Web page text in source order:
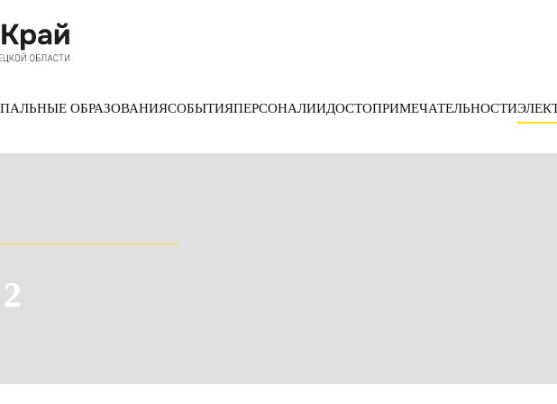
ОБРАЗОВАНИЯСОБЫТИЯПЕРСОНАЛИИДОСТОПРИМЕЧАТЕЛЬНОСТИ